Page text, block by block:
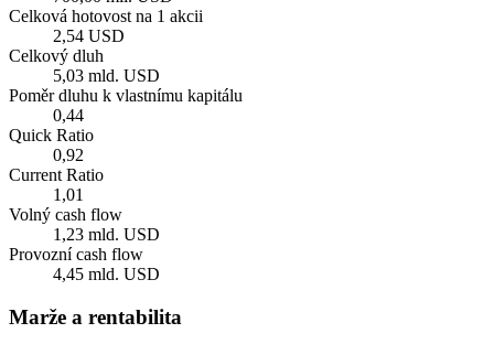
Celková hotovost na 1 akcii
2,54 USD
Celkový dluh
5,03 mld. USD
Poměr dluhu k vlastnímu kapitálu
0,44
Quick Ratio
0,92
Current Ratio
1,01
Volný cash flow
1,23 mld. USD
Provozní cash flow
4,45 mld. USD
Marže a rentabilita